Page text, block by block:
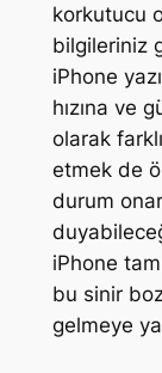
korkutucu
bilgileriniz
iPhone
hızına ve
olarak
etmek de
durum
iPhone
bu sinir
gelmeye